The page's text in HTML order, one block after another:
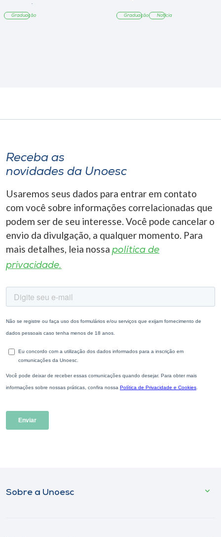
Graduação Graduação Notícia
Receba as
novidades da Unoesc
Usaremos seus dados para entrar em contato
com você sobre informações correlacionadas que
podem ser de seu interesse. Você pode cancelar o
envio da divulgação, a qualquer momento. Para
mais detalhes, leia nossa política de
privacidade.
Sobre a Unoesc